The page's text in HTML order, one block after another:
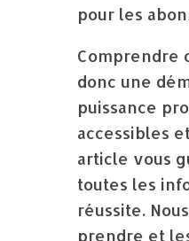
pour les
Comprendre
donc une
puissance
accessibles
article vous
toutes les
réussite.
prendre et